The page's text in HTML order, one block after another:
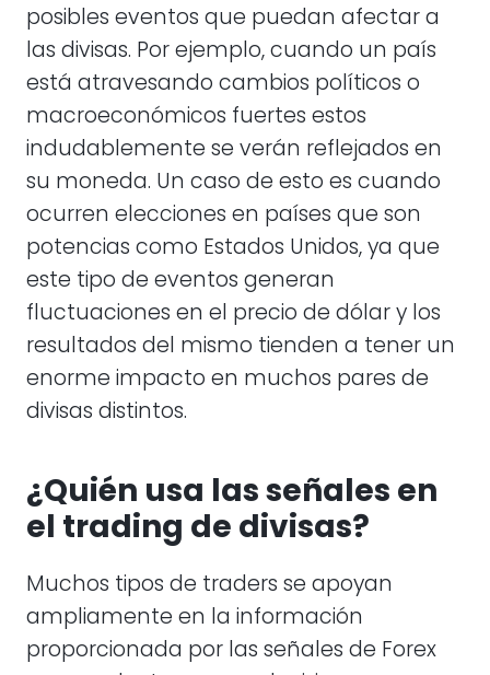
posibles eventos que puedan afectar a
las divisas. Por ejemplo, cuando un país
está atravesando cambios políticos o
macroeconómicos fuertes estos
indudablemente se verán reflejados en
su moneda. Un caso de esto es cuando
ocurren elecciones en países que son
potencias como Estados Unidos, ya que
este tipo de eventos generan
fluctuaciones en el precio de dólar y los
resultados del mismo tienden a tener un
enorme impacto en muchos pares de
divisas distintos.
¿Quién usa las señales en
el trading de divisas?
Muchos tipos de traders se apoyan
ampliamente en la información
proporcionada por las señales de Forex